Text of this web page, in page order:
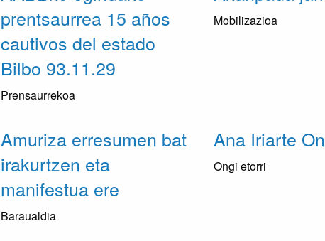
prentsaurrea 15 años
cautivos del estado
Bilbo 93.11.29
Prensaurrekoa
Mobilizazioa
Amuriza erresumen bat
irakurtzen eta
manifestua ere
Baraualdia
Ana Iriarte
Ongi etorri